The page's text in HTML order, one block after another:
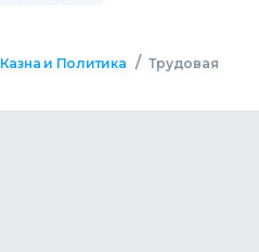
Казна и Политика / Трудовая